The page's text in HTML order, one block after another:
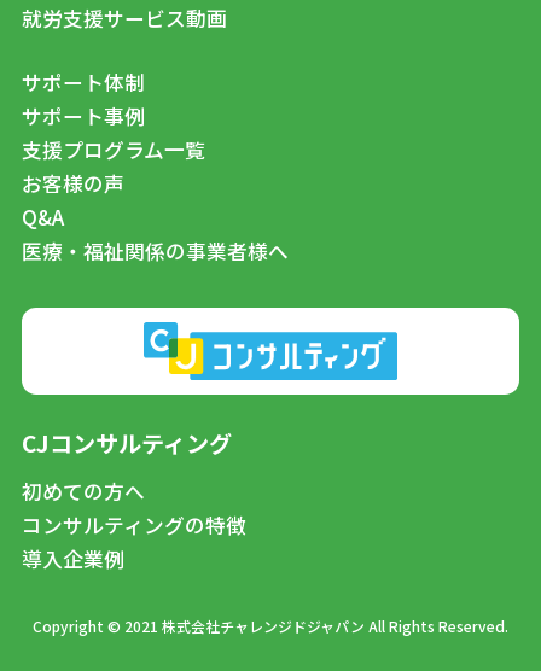
就労支援サービス動画
サポート体制
サポート事例
支援プログラム一覧
お客様の声
Q&A
医療・福祉関係の事業者様へ
CJコンサルティング
初めての方へ
コンサルティングの特徴
導入企業例
Copyright © 2021 株式会社チャレンジドジャパン All Rights Reserved.